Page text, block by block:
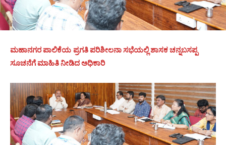
ಮಹಾನಗರ ಪಾಲಿಕೆಯ ಪ್ರಗತಿ ಪರಿಶೀಲನಾ ಸಭೆಯಲ್ಲಿ ಶಾಸಕ ಚನ್ನಬಸಪ್ಪ
ಸೂಚನೆಗೆ ಮಾಹಿತಿ ನೀಡಿದ ಅಧಿಕಾರಿ